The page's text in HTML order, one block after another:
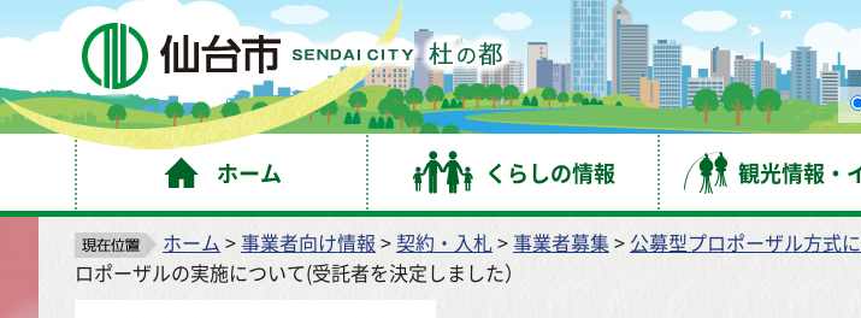
仙台市
ホーム くらしの情報 観光情報・
ホーム >事業者向け情報 > 契約・入札>事業者募集 > 公募型プロポーザル方式
ロポーザルの実施について(受託者を決定しました）